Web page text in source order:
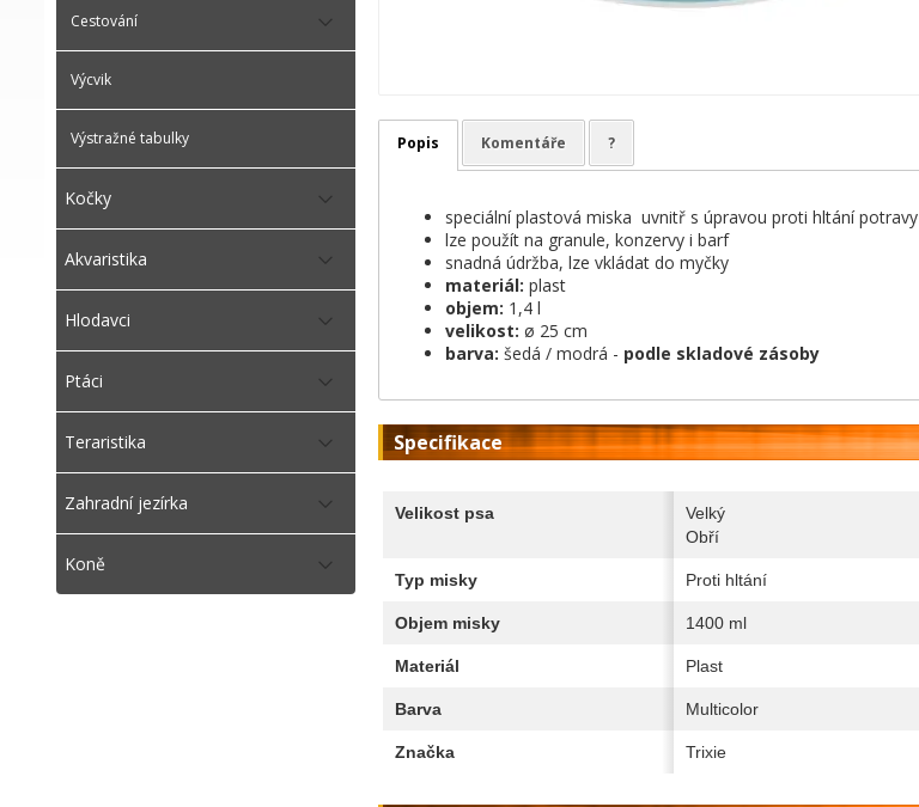
Cestování
Výcvik
Výstražné tabulky
Kočky
Akvaristika
Hlodavci
Ptáci
Teraristika
Zahradní jezírka
Koně
Popis Komentáře ?
speciální plastová miska uvnitř s úpravou proti hltání potravy
lze použít na granule, konzervy i barf
snadná údržba, lze vkládat do myčky
materiál: plast
objem: 1,4 l
velikost: ø 25 cm
barva: šedá / modrá - podle skladové zásoby
Specifikace
Velikost psa
Velký
Obří
Typ misky Proti hltání
Objem misky 1400 ml
Materiál Plast
Barva Multicolor
Značka Trixie